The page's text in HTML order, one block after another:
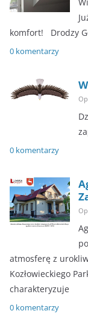
komfort! ​Drodzy
0 komentarzy
0 komentarzy
atmosferę z
Kozłowieckiego
charakteryzuje
0 komentarzy